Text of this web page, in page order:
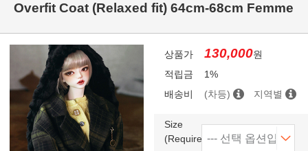
Overfit Coat (Relaxed fit) 64cm-68cm Femme
상품가 130,000원
적립금
1%
배송비
(차등) 지역별
Size
(Required)